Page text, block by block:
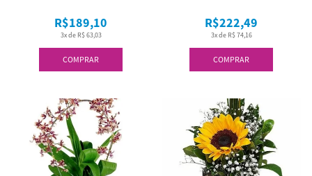
COMPRAR
3x de R$ 63,03
R$189,10
COMPRAR
3x de R$ 74,16
R$222,49